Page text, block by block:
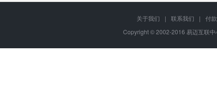
关于我们 | 联系我们 |
付
Copyright © 2002-2016 易迈互联